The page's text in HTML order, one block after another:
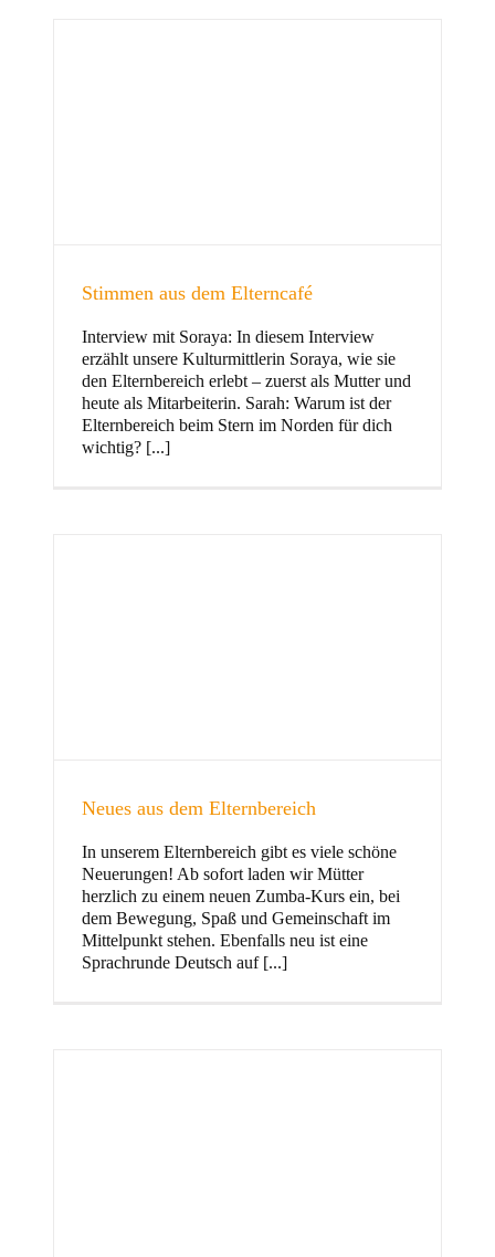
und Familie
Kinder
Stimmen aus dem Elterncafé
Interview mit Soraya: In diesem Interview
erzählt unsere Kulturmittlerin Soraya, wie sie
den Elternbereich erlebt – zuerst als Mutter und
heute als Mitarbeiterin. Sarah: Warum ist der
Elternbereich beim Stern im Norden für dich
wichtig? [...]
Neues aus dem Elternbereich
In unserem Elternbereich gibt es viele schöne
Neuerungen! Ab sofort laden wir Mütter
herzlich zu einem neuen Zumba-Kurs ein, bei
dem Bewegung, Spaß und Gemeinschaft im
Mittelpunkt stehen. Ebenfalls neu ist eine
Sprachrunde Deutsch auf [...]